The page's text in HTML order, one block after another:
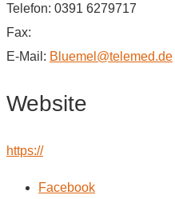
Telefon: 0391 6279717
Fax:
E-Mail: Bluemel@telemed.de
Website
https://
Facebook